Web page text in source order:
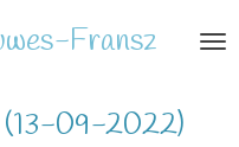
Fransz
(13-09-2022)